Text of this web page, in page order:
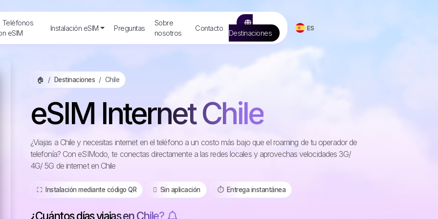
Teléfonos
eSIM
Instalación eSIM Preguntas
Sobre
nosotros
Contacto
Destinaciones
ES
🏠 Destinaciones Chile
eSIM Internet Chile
¿Viajas a Chile y necesitas internet en el teléfono a un costo más bajo que el roaming de tu operador de
telefonía? Con eSIModo, te conectas directamente a las redes locales y aprovechas velocidades 3G/
4G/ 5G de internet en Chile
⛶️️ Instalación mediante código QR ️ Sin aplicación ⏱️️ Entrega instantánea
¿Cuántos días viajas en Chile?